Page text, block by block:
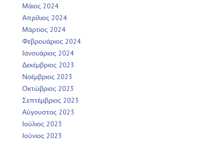
Μάιος 2024
Απρίλιος 2024
Μάρτιος 2024
Φεβρουάριος 2024
Ιανουάριος 2024
Δεκέμβριος 2023
Νοέμβριος 2023
Οκτώβριος 2023
Σεπτέμβριος 2023
Αύγουστος 2023
Ιούλιος 2023
Ιούνιος 2023